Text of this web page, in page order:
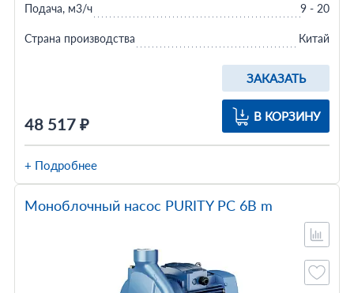
48 517 ₽
ЗАКАЗАТЬ
В КОРЗИНУ
Подача, м3/ч 9 - 20
Страна производства Китай
+ Подробнее
Моноблочный насос PURITY PC 6B m